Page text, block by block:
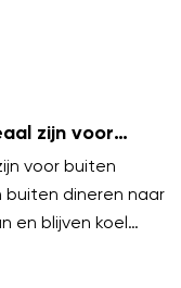
zijn voor
voor buiten
buiten dineren naar
en blijven koel